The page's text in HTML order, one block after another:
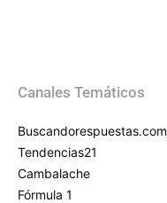
Canales Temáticos
Buscandorespuestas.com
Tendencias21
Cambalache
Fórmula 1